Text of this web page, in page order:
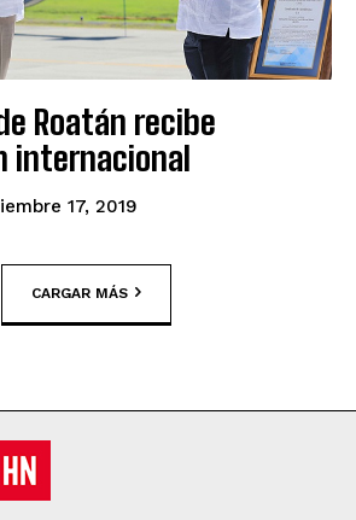
Roatán recibe
internacional
17, 2019
CARGAR MÁS